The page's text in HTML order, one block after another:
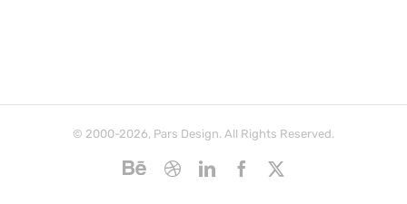
© 2000-2026, Pars Design. All Rights Reserved.
BehanceDribbbleLinkedInFacebook